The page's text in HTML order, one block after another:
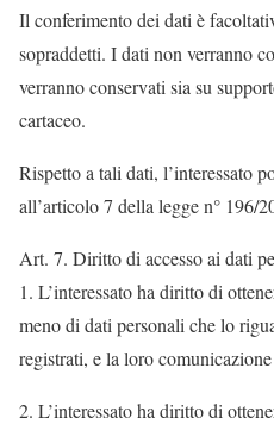
Il conferimento dei dati è
sopraddetti. I dati non verranno
verranno conservati sia su
cartaceo.
Rispetto a tali dati, l’interessato
all’articolo 7 della legge n° 196/
Art. 7. Diritto di accesso ai dati
1. L’interessato ha diritto di
meno di dati personali che lo
registrati, e la loro
2. L’interessato ha diritto di